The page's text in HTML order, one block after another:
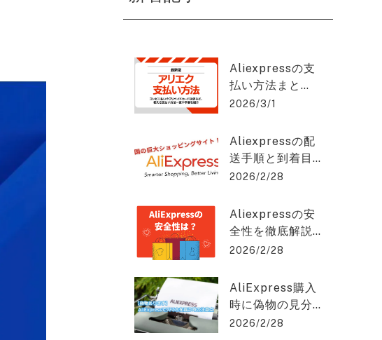
ング広告運用・WEB
SEO対策・SEOコン
Chat GPT稼ぎの達人
Aliexpressの支
払い方法まと
め：安全に使う
は？アリエクス
プレスを2%OFF
で購入できる方
2026/3/1
Aliexpressの配
送手順と到着目
安をわかりやす
クスプレスを2%
OFFで購入でき
2026/2/28
Aliexpressの安
全性を徹底解説
｜信頼できる購
は？アリエクス
プレスを2%OFF
2026/2/28
AliExpress購入
時に偽物の見分
け方と安く買う
2026/2/28